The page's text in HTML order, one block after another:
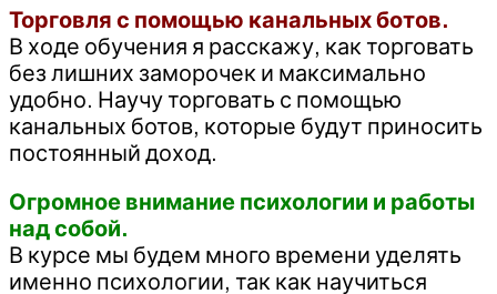
Торговля с помощью канальных ботов.
В ходе обучения я расскажу, как торговать
без лишних заморочек и максимально
удобно. Научу торговать с помощью
канальных ботов, которые будут приносить
постоянный доход.
Огромное внимание психологии и работы
над собой.
В курсе мы будем много времени уделять
именно психологии, так как научиться